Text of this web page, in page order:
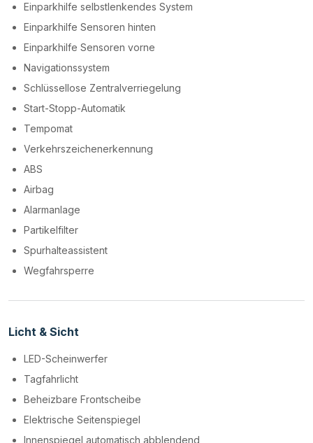
Einparkhilfe selbstlenkendes System
Einparkhilfe Sensoren hinten
Einparkhilfe Sensoren vorne
Navigationssystem
Schlüssellose Zentralverriegelung
Start-Stopp-Automatik
Tempomat
Verkehrszeichenerkennung
ABS
Airbag
Alarmanlage
Partikelfilter
Spurhalteassistent
Wegfahrsperre
Licht & Sicht
LED-Scheinwerfer
Tagfahrlicht
Beheizbare Frontscheibe
Elektrische Seitenspiegel
Innenspiegel automatisch abblendend